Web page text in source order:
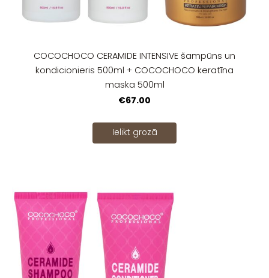
COCOCHOCO CERAMIDE INTENSIVE šampūns un
kondicionieris 500ml + COCOCHOCO keratīna
maska 500ml
€67.00
Ielikt grozā